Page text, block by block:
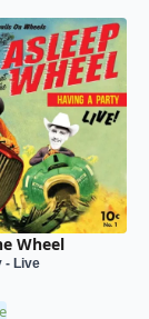
Wheel
- Live